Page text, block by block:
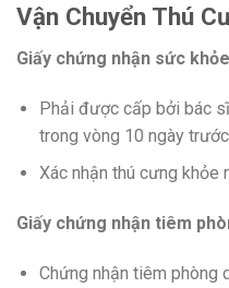
Vận Chuyển Thú
Giấy chứng nhận sức khỏe
Phải được cấp bởi bác
trong vòng 10 ngày trước
Xác nhận thú cưng khỏe
Giấy chứng nhận tiêm
Chứng nhận tiêm phòng